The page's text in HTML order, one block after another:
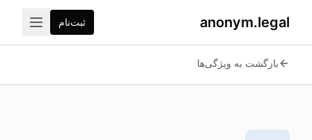
anonym.legal ثبت‌نام
بازگشت به ویژگی‌ها